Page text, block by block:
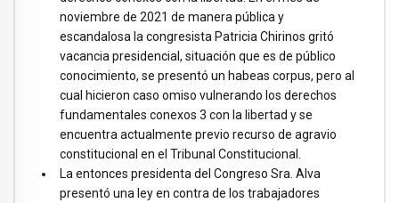
noviembre de 2021 de manera pública y
escandalosa la congresista Patricia Chirinos gritó
vacancia presidencial, situación que es de público
conocimiento, se presentó un habeas corpus, pero al
cual hicieron caso omiso vulnerando los derechos
fundamentales conexos 3 con la libertad y se
encuentra actualmente previo recurso de agravio
constitucional en el Tribunal Constitucional.
La entonces presidenta del Congreso Sra. Alva
presentó una ley en contra de los trabajadores